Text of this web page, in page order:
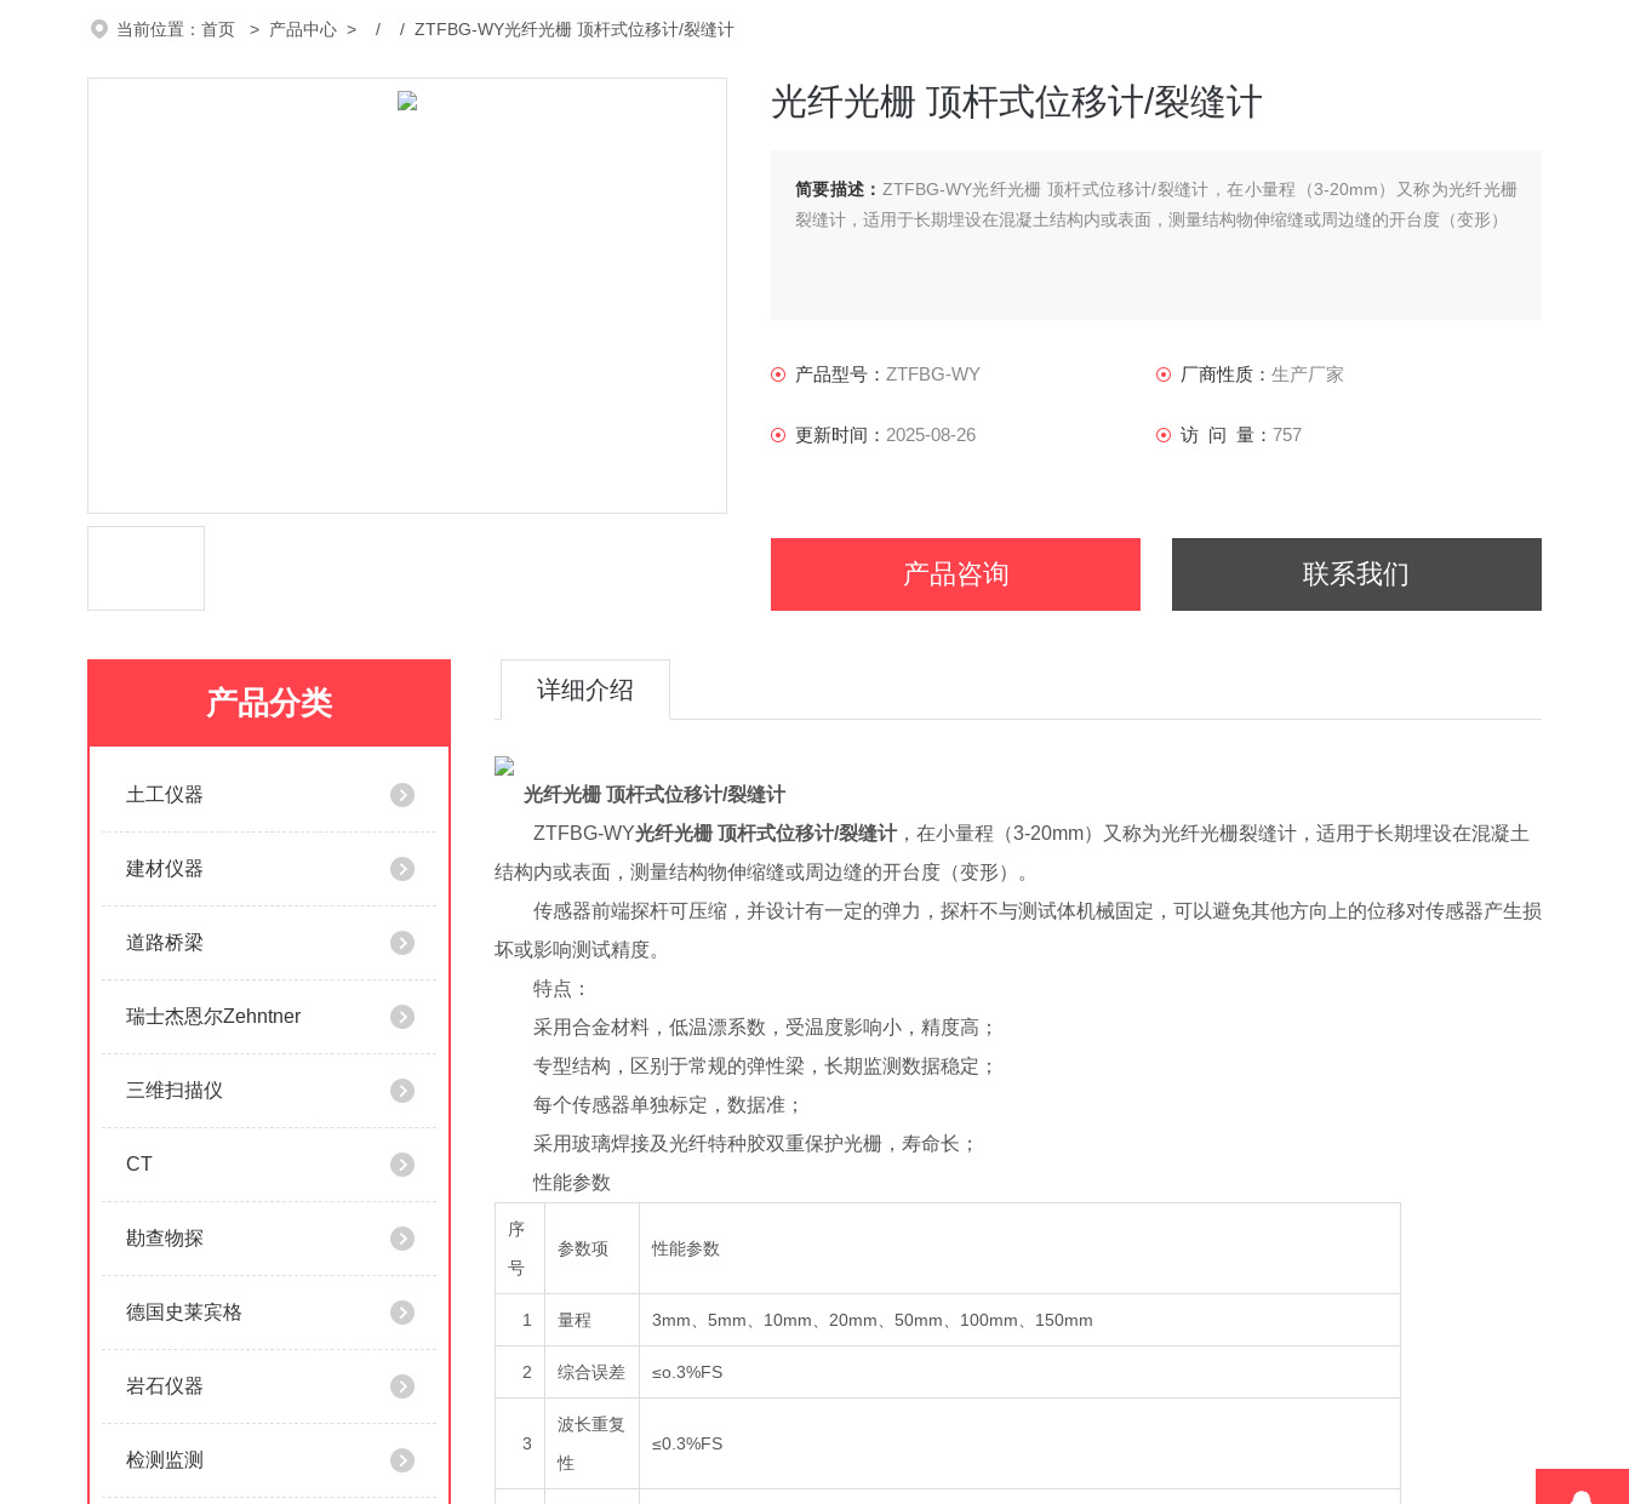
当前位置： 首页 > 产品中心 > / / ZTFBG-WY光纤光栅 顶杆式位移计/裂缝计
光纤光栅 顶杆式位移计/裂缝计
简要描述： ZTFBG-WY光纤光栅 顶杆式位移计/裂缝计，在小量程（3-20mm）又称为光纤光栅
裂缝计，适用于长期埋设在混凝土结构内或表面，测量结构物伸缩缝或周边缝的开台度（变形）
产品型号： ZTFBG-WY 厂商性质： 生产厂家
更新时间： 2025-08-26 访 问 量： 757
产品咨询 联系我们
产品分类
土工仪器
建材仪器
道路桥梁
瑞士杰恩尔Zehntner
三维扫描仪
CT
勘查物探
德国史莱宾格
岩石仪器
检测监测
详细介绍
光纤光栅 顶杆式位移计/裂缝计
ZTFBG-WY光纤光栅 顶杆式位移计/裂缝计，在小量程（3-20mm）又称为光纤光栅裂缝计，适用于长期埋设在混凝土
结构内或表面，测量结构物伸缩缝或周边缝的开台度（变形）。
传感器前端探杆可压缩，并设计有一定的弹力，探杆不与测试体机械固定，可以避免其他方向上的位移对传感器产生损
坏或影响测试精度。
特点：
采用合金材料，低温漂系数，受温度影响小，精度高；
专型结构，区别于常规的弹性梁，长期监测数据稳定；
每个传感器单独标定，数据准；
采用玻璃焊接及光纤特种胶双重保护光栅，寿命长；
性能参数
序
号
参数项 性能参数
1 量程 3mm、5mm、10mm、20mm、50mm、100mm、150mm
2 综合误差 ≤o.3%FS
3
波长重复
性
≤0.3%FS